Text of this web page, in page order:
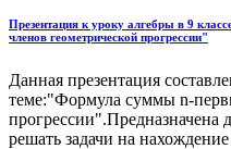
Презентация к уроку алгебры в 9
членов геометрической прогрессии"
Данная презентация
теме:"Формула суммы n-
прогрессии".Предназначена
решать задачи на